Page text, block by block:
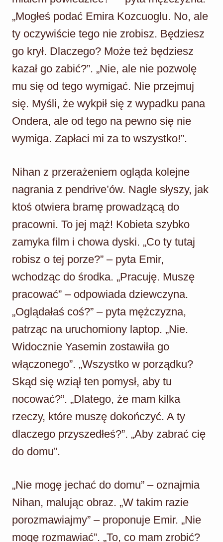
„Mogłeś podać Emira Kozcuoglu. No, ale
ty oczywiście tego nie zrobisz. Będziesz
go krył. Dlaczego? Może też będziesz
kazał go zabić?”. „Nie, ale nie pozwolę
mu się od tego wymigać. Nie przejmuj
się. Myśli, że wykpił się z wypadku pana
Ondera, ale od tego na pewno się nie
wymiga. Zapłaci mi za to wszystko!”.
Nihan z przerażeniem ogląda kolejne
nagrania z pendrive’ów. Nagle słyszy, jak
ktoś otwiera bramę prowadzącą do
pracowni. To jej mąż! Kobieta szybko
zamyka film i chowa dyski. „Co ty tutaj
robisz o tej porze?” – pyta Emir,
wchodząc do środka. „Pracuję. Muszę
pracować” – odpowiada dziewczyna.
„Oglądałaś coś?” – pyta mężczyzna,
patrząc na uruchomiony laptop. „Nie.
Widocznie Yasemin zostawiła go
włączonego”. „Wszystko w porządku?
Skąd się wziął ten pomysł, aby tu
nocować?”. „Dlatego, że mam kilka
rzeczy, które muszę dokończyć. A ty
dlaczego przyszedłeś?”. „Aby zabrać cię
do domu”.
„Nie mogę jechać do domu” – oznajmia
Nihan, malując obraz. „W takim razie
porozmawiajmy” – proponuje Emir. „Nie
mogę rozmawiać”. „To, co mam zrobić?